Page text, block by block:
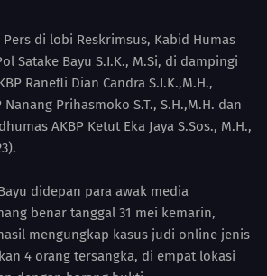
di lobi Reskrimsus, Kabid Humas
Satake Bayu S.I.K., M.Si, di dampingi
Ranefli Dian Candra S.I.K.,M.H.,
Prihasmoko S.T., S.H.,M.H. dan
AKBP Ketut Eka Jaya S.Sos., M.H.,
didepan para awak media
benar tanggal 31 mei kemarin,
mengungkap kasus judi online jenis
4 orang tersangka, di empat lokasi